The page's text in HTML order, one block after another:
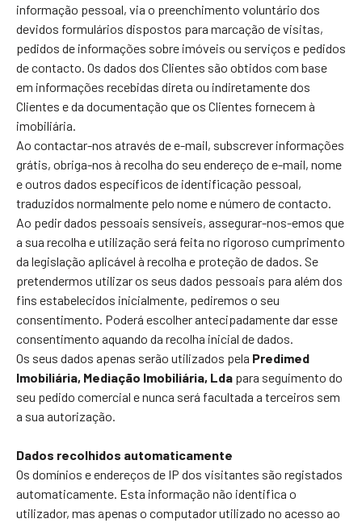
informação pessoal, via o preenchimento voluntário dos
devidos formulários dispostos para marcação de visitas,
pedidos de informações sobre imóveis ou serviços e pedidos
de contacto. Os dados dos Clientes são obtidos com base
em informações recebidas direta ou indiretamente dos
Clientes e da documentação que os Clientes fornecem à
imobiliária.
Ao contactar-nos através de e-mail, subscrever informações
grátis, obriga-nos à recolha do seu endereço de e-mail, nome
e outros dados específicos de identificação pessoal,
traduzidos normalmente pelo nome e número de contacto.
Ao pedir dados pessoais sensíveis, assegurar-nos-emos que
a sua recolha e utilização será feita no rigoroso cumprimento
da legislação aplicável à recolha e proteção de dados. Se
pretendermos utilizar os seus dados pessoais para além dos
fins estabelecidos inicialmente, pediremos o seu
consentimento. Poderá escolher antecipadamente dar esse
consentimento aquando da recolha inicial de dados.
Os seus dados apenas serão utilizados pela Predimed
Imobiliária, Mediação Imobiliária, Lda para seguimento do
seu pedido comercial e nunca será facultada a terceiros sem
a sua autorização.
Dados recolhidos automaticamente
Os domínios e endereços de IP dos visitantes são registados
automaticamente. Esta informação não identifica o
utilizador, mas apenas o computador utilizado no acesso ao